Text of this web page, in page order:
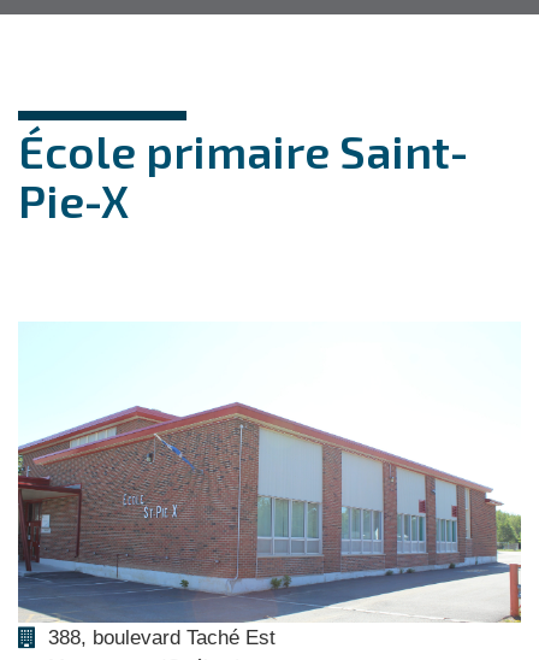
École primaire Saint-
Pie-X
388, boulevard Taché Est